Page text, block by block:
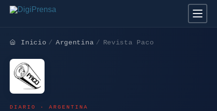
Inicio Argentina Revista Paco
DIARIO · ARGENTINA